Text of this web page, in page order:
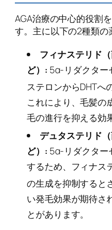
AGA治療の中心的役割
す。主に以下の2種類の
フィナステリド
ど）: 5α-リダクター
ステロンからDHTへ
これにより、毛髪の
毛の進行を抑える効
デュタステリド
ど）: 5α-リダクター
するため、フィナス
の生成を抑制すると
い発毛効果が期待さ
とがあります。